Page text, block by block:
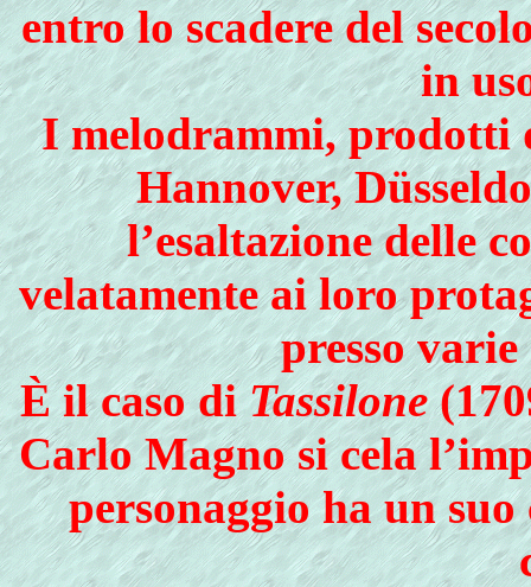
entro lo scadere del
in
I melodrammi, prodotti
Hannover,
l’esaltazione delle
velatamente ai loro
presso
È il caso diTassilone
Carlo Magno si cela
personaggio ha un